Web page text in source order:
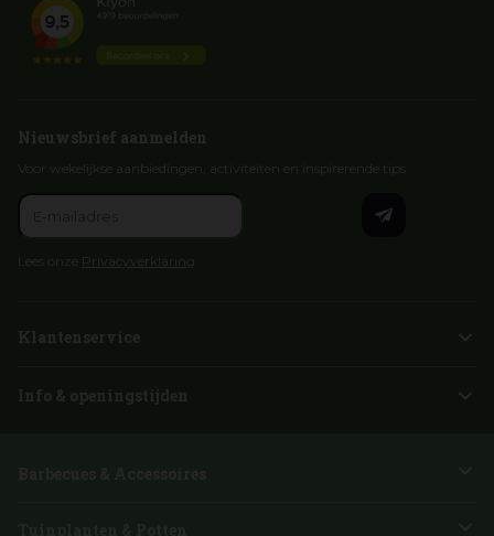
Nieuwsbrief aanmelden
Voor wekelijkse aanbiedingen, activiteiten en inspirerende tips
Lees onze Privacyverklaring
Klantenservice
Info & openingstijden